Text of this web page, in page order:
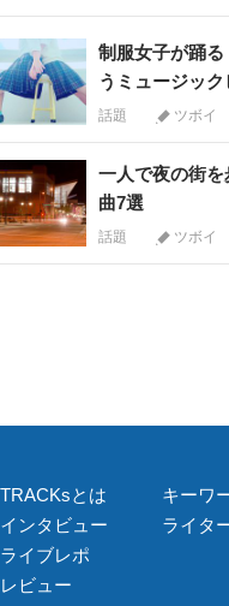
制服女子が踊る
うミュージッ
話題 ツボイ
一人で夜の街
曲7選
話題 ツボイ
TRACKsとは
インタビュー
ライブレポ
レビュー
キーワ
ライタ